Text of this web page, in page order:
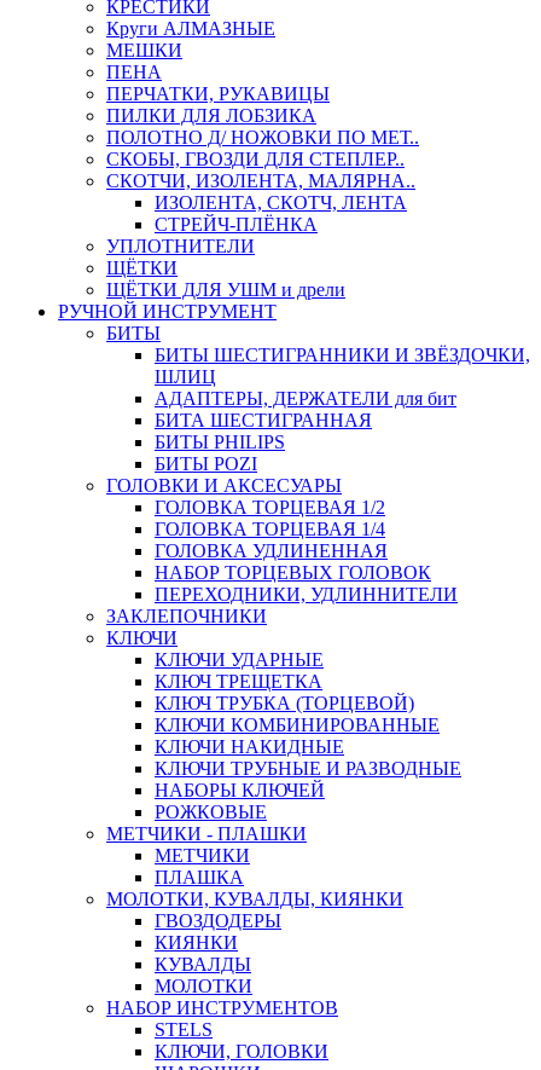
КРЕСТИКИ
Круги АЛМАЗНЫЕ
МЕШКИ
ПЕНА
ПЕРЧАТКИ, РУКАВИЦЫ
ПИЛКИ ДЛЯ ЛОБЗИКА
ПОЛОТНО Д/ НОЖОВКИ ПО МЕТ..
СКОБЫ, ГВОЗДИ ДЛЯ СТЕПЛЕР..
СКОТЧИ, ИЗОЛЕНТА, МАЛЯРНА..
ИЗОЛЕНТА, СКОТЧ, ЛЕНТА
СТРЕЙЧ-ПЛЁНКА
УПЛОТНИТЕЛИ
ЩЁТКИ
ЩЁТКИ ДЛЯ УШМ и дрели
РУЧНОЙ ИНСТРУМЕНТ
БИТЫ
БИТЫ ШЕСТИГРАННИКИ И ЗВЁЗДОЧКИ,
ШЛИЦ
АДАПТЕРЫ, ДЕРЖАТЕЛИ для бит
БИТА ШЕСТИГРАННАЯ
БИТЫ PHILIPS
БИТЫ POZI
ГОЛОВКИ И АКСЕСУАРЫ
ГОЛОВКА ТОРЦЕВАЯ 1/2
ГОЛОВКА ТОРЦЕВАЯ 1/4
ГОЛОВКА УДЛИНЕННАЯ
НАБОР ТОРЦЕВЫХ ГОЛОВОК
ПЕРЕХОДНИКИ, УДЛИННИТЕЛИ
ЗАКЛЕПОЧНИКИ
КЛЮЧИ
КЛЮЧИ УДАРНЫЕ
КЛЮЧ ТРЕЩЕТКА
КЛЮЧ ТРУБКА (ТОРЦЕВОЙ)
КЛЮЧИ КОМБИНИРОВАННЫЕ
КЛЮЧИ НАКИДНЫЕ
КЛЮЧИ ТРУБНЫЕ И РАЗВОДНЫЕ
НАБОРЫ КЛЮЧЕЙ
РОЖКОВЫЕ
МЕТЧИКИ - ПЛАШКИ
МЕТЧИКИ
ПЛАШКА
МОЛОТКИ, КУВАЛДЫ, КИЯНКИ
ГВОЗДОДЕРЫ
КИЯНКИ
КУВАЛДЫ
МОЛОТКИ
НАБОР ИНСТРУМЕНТОВ
STELS
КЛЮЧИ, ГОЛОВКИ